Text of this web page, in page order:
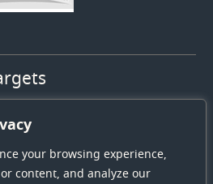
your browsing experience,
content, and analyze our
society